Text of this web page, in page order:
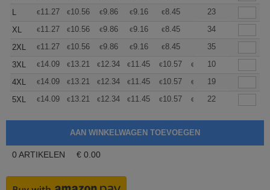
L
€11.27 €10.56 €9.86 €9.16 €8.45 8.1023
XL
€11.27 €10.56 €9.86 €9.16 €8.45 8.1034
2XL
€11.27 €10.56 €9.86 €9.16 €8.45 8.1035
3XL
€14.09 €13.21 €12.34 €11.45 €10.57 € 10.13
10
4XL
€14.09 €13.21 €12.34 €11.45 €10.57 € 10.13
19
5XL
€14.09 €13.21 €12.34 €11.45 €10.57 € 10.13
22
0 ARTIKELEN € 0.00